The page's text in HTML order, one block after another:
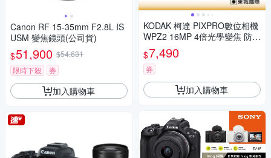
Canon RF 15-35mm F2.8L IS
USM 變焦鏡頭(公司貨)
$51,900 $54,631
限時下殺
券
加入購物車
KODAK 柯達 PIXPRO數位相機
WPZ2 16MP 4倍光學變焦 防水
數位相機 公司貨
$7,490
券
加入購物車